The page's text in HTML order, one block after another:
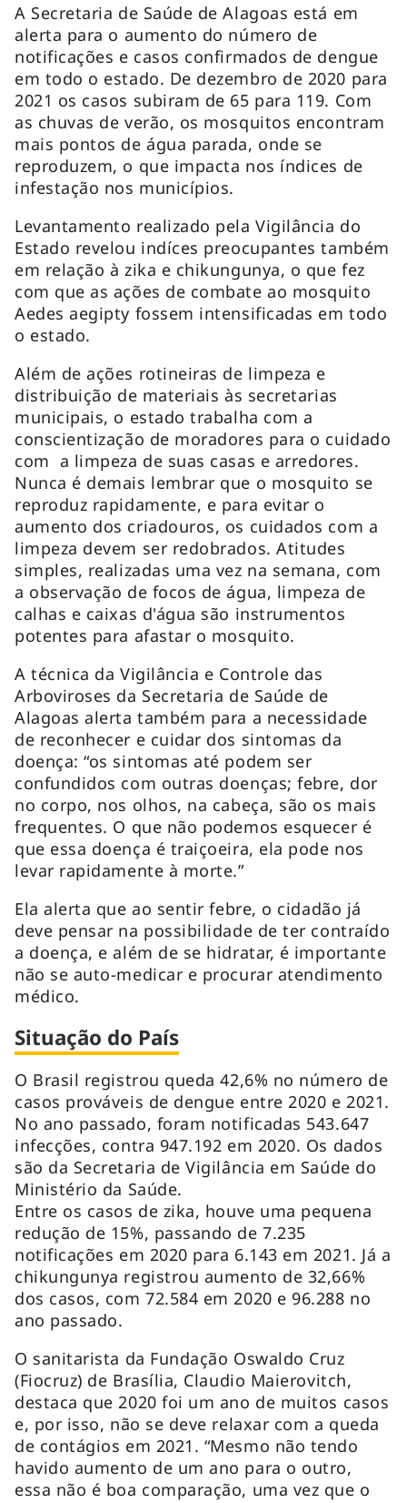
A Secretaria de Saúde de Alagoas está em
alerta para o aumento do número de
notificações e casos confirmados de dengue
em todo o estado. De dezembro de 2020 para
2021 os casos subiram de 65 para 119. Com
as chuvas de verão, os mosquitos encontram
mais pontos de água parada, onde se
reproduzem, o que impacta nos índices de
infestação nos municípios.
Levantamento realizado pela Vigilância do
Estado revelou indíces preocupantes também
em relação à zika e chikungunya, o que fez
com que as ações de combate ao mosquito
Aedes aegipty fossem intensificadas em todo
o estado.
Além de ações rotineiras de limpeza e
distribuição de materiais às secretarias
municipais, o estado trabalha com a
conscientização de moradores para o cuidado
com a limpeza de suas casas e arredores.
Nunca é demais lembrar que o mosquito se
reproduz rapidamente, e para evitar o
aumento dos criadouros, os cuidados com a
limpeza devem ser redobrados. Atitudes
simples, realizadas uma vez na semana, com
a observação de focos de água, limpeza de
calhas e caixas d'água são instrumentos
potentes para afastar o mosquito.
A técnica da Vigilância e Controle das
Arboviroses da Secretaria de Saúde de
Alagoas alerta também para a necessidade
de reconhecer e cuidar dos sintomas da
doença: “os sintomas até podem ser
confundidos com outras doenças; febre, dor
no corpo, nos olhos, na cabeça, são os mais
frequentes. O que não podemos esquecer é
que essa doença é traiçoeira, ela pode nos
levar rapidamente à morte.”
Ela alerta que ao sentir febre, o cidadão já
deve pensar na possibilidade de ter contraído
a doença, e além de se hidratar, é importante
não se auto-medicar e procurar atendimento
médico.
Situação do País
O Brasil registrou queda 42,6% no número de
casos prováveis de dengue entre 2020 e 2021.
No ano passado, foram notificadas 543.647
infecções, contra 947.192 em 2020. Os dados
são da Secretaria de Vigilância em Saúde do
Ministério da Saúde.
Entre os casos de zika, houve uma pequena
redução de 15%, passando de 7.235
notificações em 2020 para 6.143 em 2021. Já a
chikungunya registrou aumento de 32,66%
dos casos, com 72.584 em 2020 e 96.288 no
ano passado.
O sanitarista da Fundação Oswaldo Cruz
(Fiocruz) de Brasília, Claudio Maierovitch,
destaca que 2020 foi um ano de muitos casos
e, por isso, não se deve relaxar com a queda
de contágios em 2021. “Mesmo não tendo
havido aumento de um ano para o outro,
essa não é boa comparação, uma vez que o